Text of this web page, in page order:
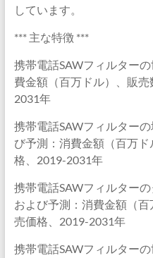
しています。
*** 主な特徴 ***
携帯電話SAWフィルター
費金額（百万ドル）、販
2031年
携帯電話SAWフィルター
び予測：消費金額（百万
格、2019-2031年
携帯電話SAWフィルター
および予測：消費金額（
売価格、2019-2031年
携帯電話SAWフィルター